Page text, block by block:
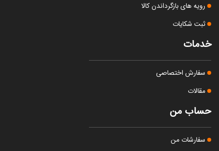
رویه های بازگرداندن کالا
ثبت شکایات
خدمات
سفارش اختصاصی
مقالات
حساب من
سفارشات من